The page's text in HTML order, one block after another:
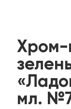
Хром-
мл.